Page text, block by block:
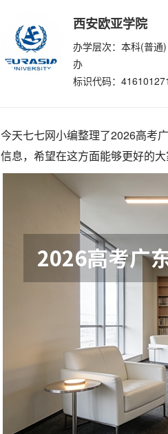
西安欧亚学院
办学层次：本科(普通)
办
标识代码：
今天七七网小编整理了2026高考
信息，希望在这方面能够更好的